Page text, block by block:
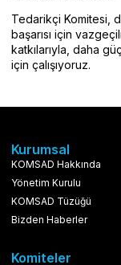
Tedarikçi Komitesi,
başarısı için
katkılarıyla, daha
için çalışıyoruz.
Kurumsal
KOMSAD Hakkında
Yönetim Kurulu
KOMSAD Tüzüğü
Bizden Haberler
Komiteler